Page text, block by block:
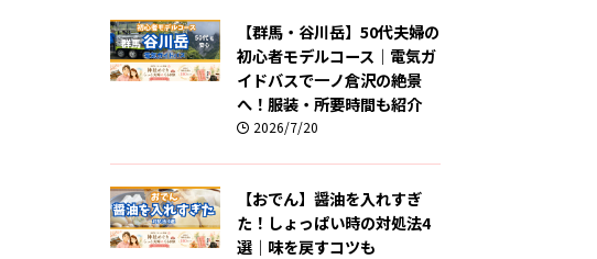
【群馬・谷川岳】50代夫婦の
初心者モデルコース｜電気ガ
イドバスで一ノ倉沢の絶景
へ！服装・所要時間も紹介
2026/7/20
【おでん】醤油を入れすぎ
た！しょっぱい時の対処法4
選｜味を戻すコツも